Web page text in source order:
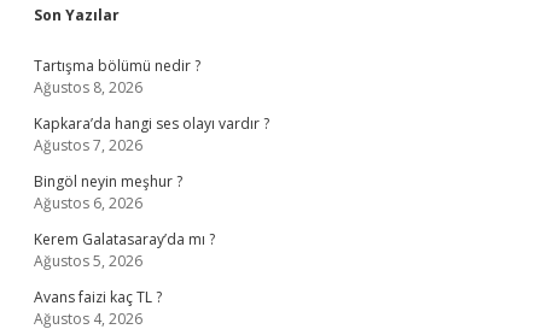
Sidebar
Son Yazılar
Tartışma bölümü nedir ?
Ağustos 8, 2026
Kapkara’da hangi ses olayı vardır ?
Ağustos 7, 2026
Bingöl neyin meşhur ?
Ağustos 6, 2026
Kerem Galatasaray’da mı ?
Ağustos 5, 2026
Avans faizi kaç TL ?
Ağustos 4, 2026